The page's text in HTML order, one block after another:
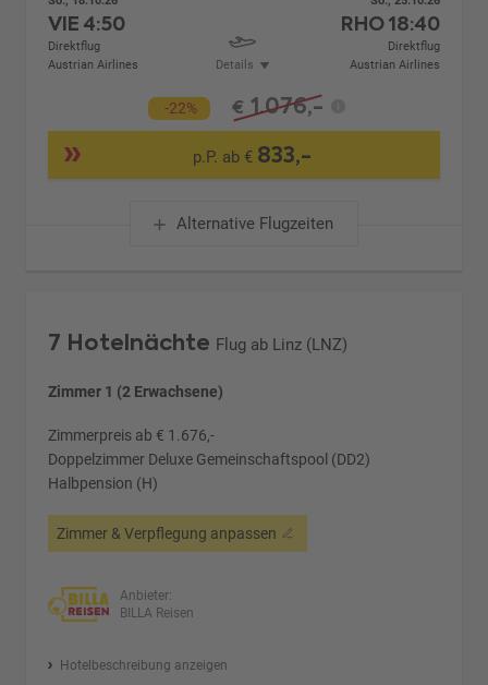
VIE4:50
Direktflug
Austrian Airlines
Details
RHO18:40
Direktflug
Austrian Airlines
-22% € 1.076,-
p.P. ab € 833,-
Alternative Flugzeiten
7 Hotelnächte Flug ab Linz (LNZ)
Zimmer 1 (2 Erwachsene)
Zimmerpreis ab € 1.676,-
Doppelzimmer Deluxe Gemeinschaftspool (DD2)
Halbpension (H)
Zimmer & Verpflegung anpassen
Anbieter:
BILLA Reisen
Hotelbeschreibung anzeigen